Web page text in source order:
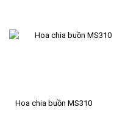
Hoa chia buồn MS310